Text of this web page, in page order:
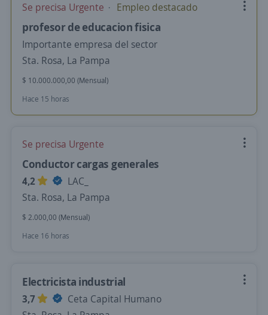
Se precisa Urgente Empleo destacado
profesor de educacion fisica
Importante empresa del sector
Sta. Rosa, La Pampa
$ 10.000.000,00 (Mensual)
Hace 15 horas
Se precisa Urgente
Conductor cargas generales
4,2
LAC_
Sta. Rosa, La Pampa
$ 2.000,00 (Mensual)
Hace 16 horas
Electricista industrial
3,7
Ceta Capital Humano